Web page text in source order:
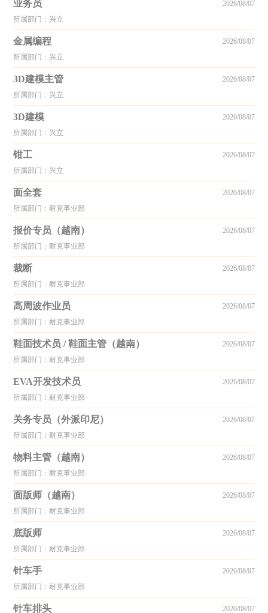
业务员
所属部门：兴立
2026/08/07
金属编程
所属部门：兴立
2026/08/07
3D建模主管
所属部门：兴立
2026/08/07
3D建模
所属部门：兴立
2026/08/07
钳工
所属部门：兴立
2026/08/07
面全套
所属部门：耐克事业部
2026/08/07
报价专员（越南）
所属部门：耐克事业部
2026/08/07
裁断
所属部门：耐克事业部
2026/08/07
高周波作业员
所属部门：耐克事业部
2026/08/07
鞋面技术员 / 鞋面主管（越南）
所属部门：耐克事业部
2026/08/07
EVA开发技术员
所属部门：耐克事业部
2026/08/07
关务专员（外派印尼）
所属部门：耐克事业部
2026/08/07
物料主管（越南）
所属部门：耐克事业部
2026/08/07
面版师（越南）
所属部门：耐克事业部
2026/08/07
底版师
所属部门：耐克事业部
2026/08/07
针车手
所属部门：耐克事业部
2026/08/07
针车排头 2026/08/07